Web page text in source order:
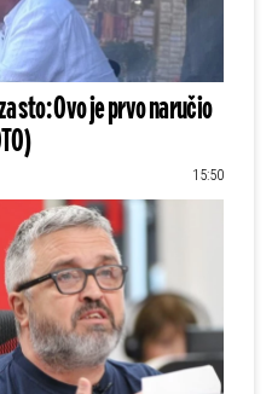
sto: Ovo je prvo naručio
15:50